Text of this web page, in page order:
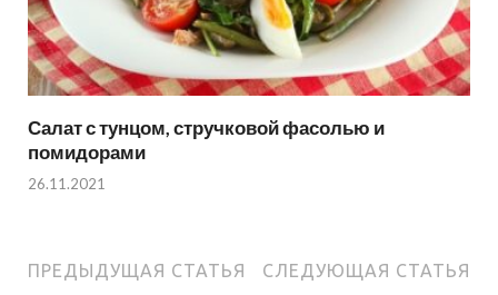
Салат с тунцом, стручковой фасолью и
помидорами
26.11.2021
ПРЕДЫДУЩАЯ СТАТЬЯ СЛЕДУЮЩАЯ СТАТЬЯ